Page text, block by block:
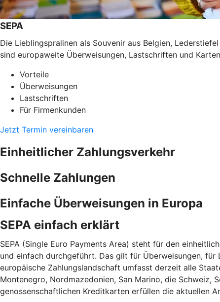
SEPA
Die Lieblingspralinen als Souvenir aus Belgien,
sind europaweite Überweisungen, Lastschriften und
Vorteile
Überweisungen
Lastschriften
Für Firmenkunden
Jetzt Termin vereinbaren
Einheitlicher Zahlungsverkehr
Schnelle Zahlungen
Einfache Überweisungen in Europa
SEPA einfach erklärt
SEPA (Single Euro Payments Area) steht für den
und einfach durchgeführt. Das gilt für Überweisungen,
europäische Zahlungslandschaft umfasst derzeit alle
Montenegro, Nordmazedonien, San Marino, die Schweiz,
genossenschaftlichen Kreditkarten erfüllen die aktuellen